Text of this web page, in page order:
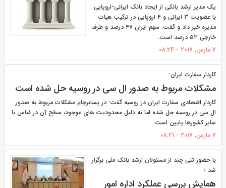
یک مدیر ارشد بانکی از ایجاد بانک ایرانی-اروپایی
با عضویت ۳ ایرانی و ۴ اروپایی در ترکیب هیات
مدیره خبر داد و گفت: سهم ایران ۴۷ درصد و طرف
خارجی ۵۳ درصد است.
7 مارس, 2017 - 08:24
کاردار سفارت ایران:
مشکلات مربوط به صدور ال سی در روسیه حل شده است
کاردار اقتصادی سفارت ایران در روسیه گفت: در پسابرجام مشکلات مربوط به صدور
ال سی در روسیه حل شده اما به دلیل محدودیت های موجود، سطح آن در قیاس با
سایر کشورها پایین است.
7 مارس, 2017 - 08:21
با حضور تنی چند از مسئولان ارشد بانک ملی برگزار
شد ؛
همایش بررسی عملکرد اداره امور